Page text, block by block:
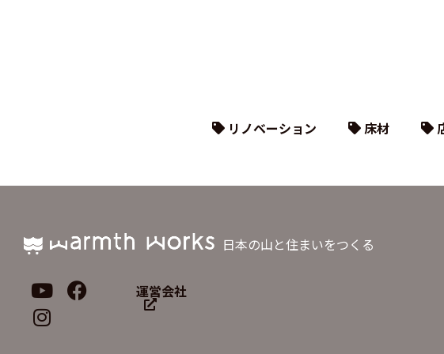
リノベーション 床材
運営会社
日本の山と住まいをつくる